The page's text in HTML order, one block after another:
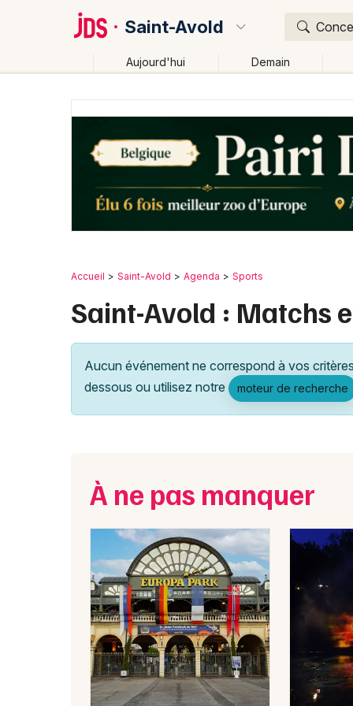
Saint-Avold
Aujourd'hui Demain
Accueil Saint-Avold Agenda Sports
Saint-Avold : Matchs
Aucun événement ne correspond à vos
dessous ou utilisez notre
moteur de recherche
À ne pas manquer
Où ?
Moselle (57)
Changer de lieu